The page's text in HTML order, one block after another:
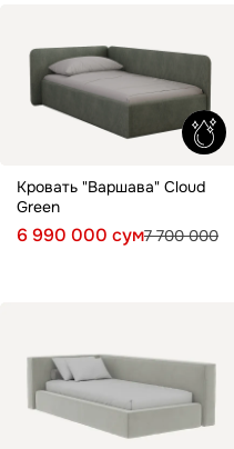
Кровать "Варшава" Cloud
Green
6 990 000 сум7 700 000